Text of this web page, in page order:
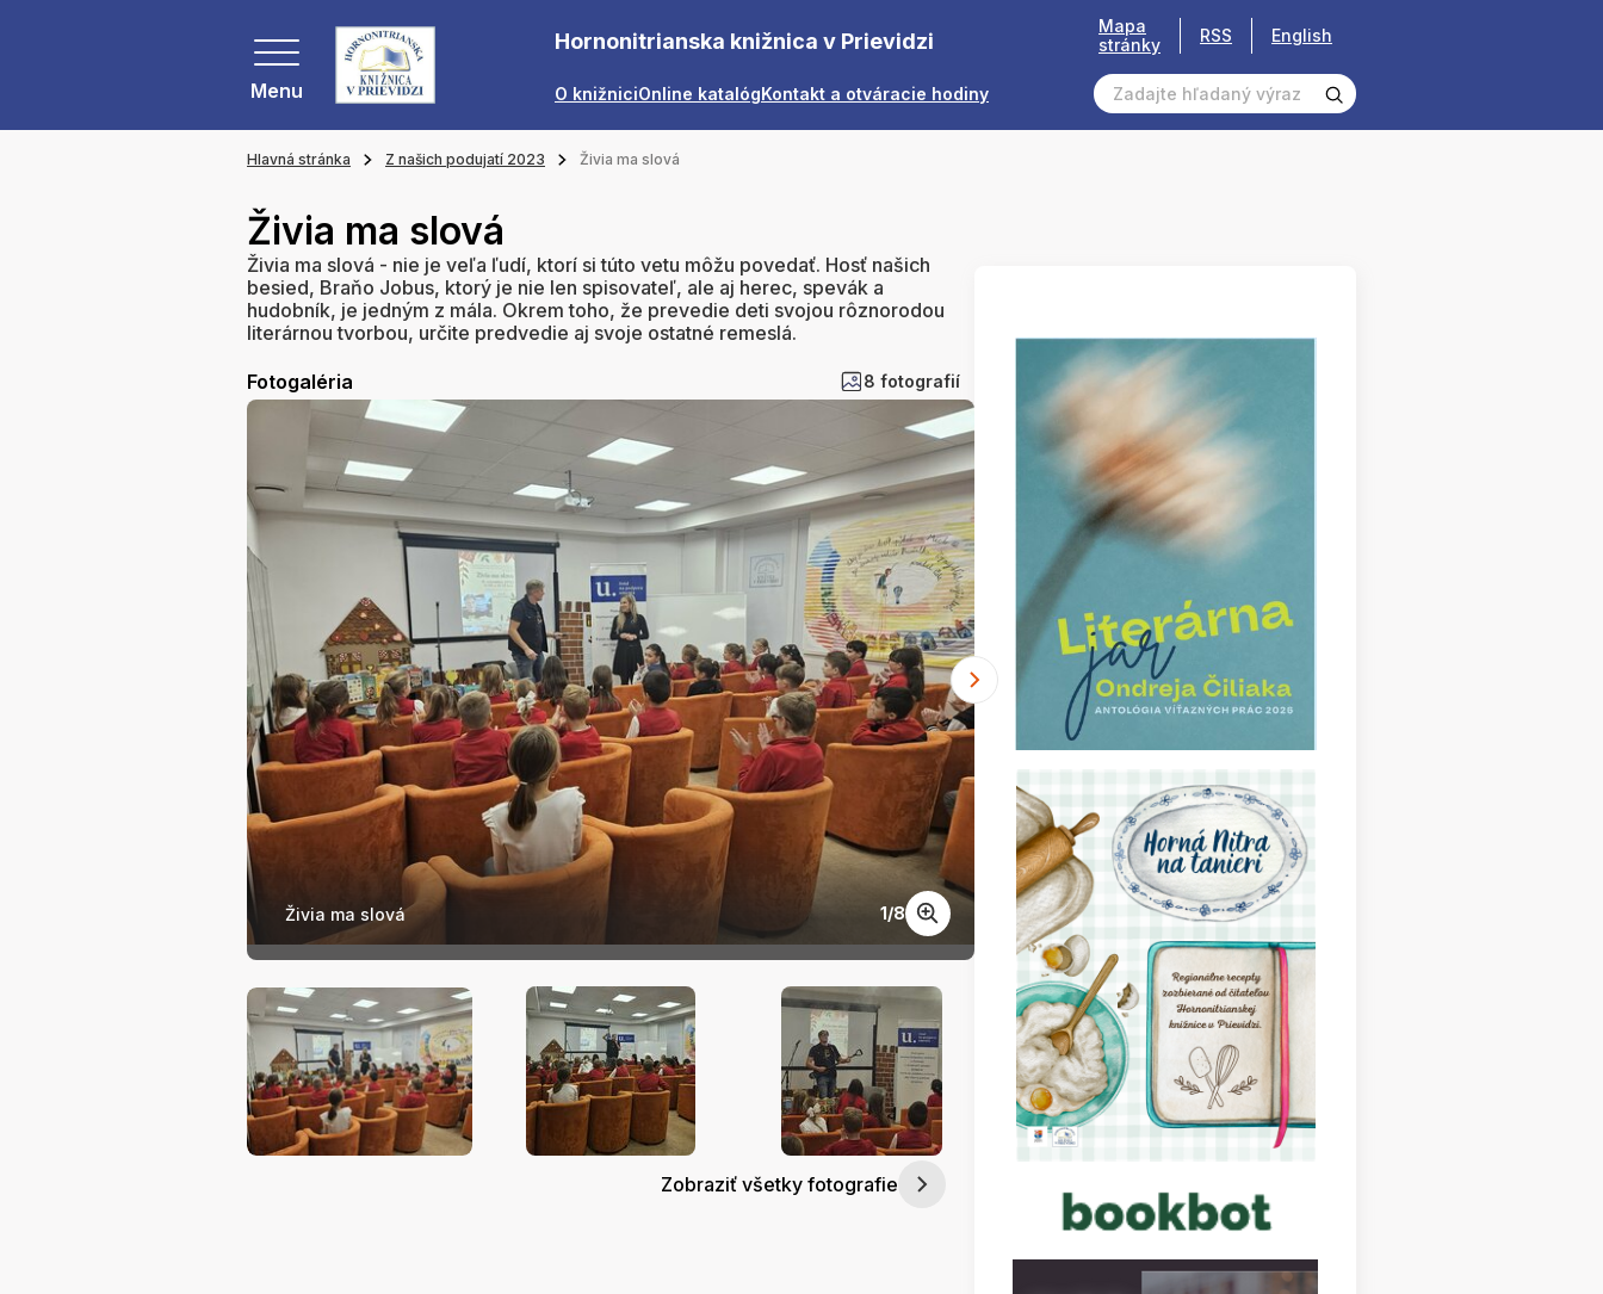
Menu
Hornonitrianska knižnica v Prievidzi
O knižniciOnline katalógKontakt a otváracie hodiny
Mapa
stránky
RSS English
Hlavná stránka Z našich podujatí 2023 Živia ma slová
Živia ma slová
Živia ma slová - nie je veľa ľudí, ktorí si túto vetu môžu povedať. Hosť našich
besied, Braňo Jobus, ktorý je nie len spisovateľ, ale aj herec, spevák a
hudobník, je jedným z mála. Okrem toho, že prevedie deti svojou rôznorodou
literárnou tvorbou, určite predvedie aj svoje ostatné remeslá.
Fotogaléria 8 fotografií
Živia ma slová Živia ma slová
1/8
Zobraziť všetky fotografie